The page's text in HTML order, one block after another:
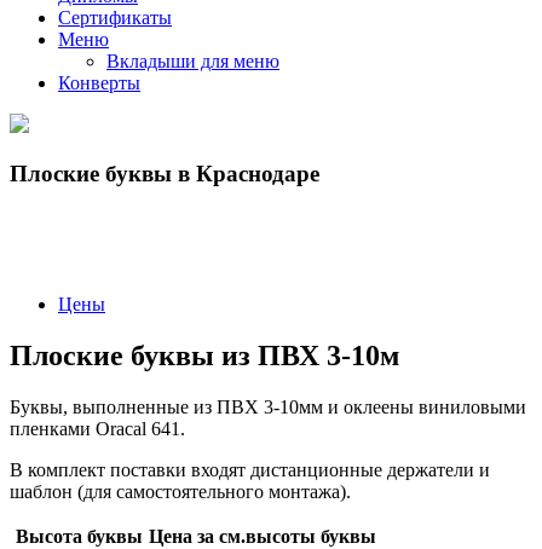
Сертификаты
Меню
Вкладыши для меню
Конверты
Плоские буквы в Краснодаре
Цены
Плоские буквы из ПВХ 3-10м
Буквы, выполненные из ПВХ 3-10мм и оклеены виниловыми
пленками Oracal 641.
В комплект поставки входят дистанционные держатели и
шаблон (для самостоятельного монтажа).
Высота буквы Цена за см.высоты буквы